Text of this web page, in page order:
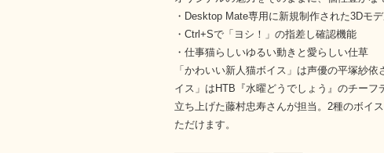
・Desktop Mate専用に新規制作された3Dモ
・Ctrl+Sで「ヨシ！」の指差し確認機能
・仕事猫らしいゆるい動きと愛らしい仕草
「かわいい新人猫ボイス」は声優の平塚紗
イス」はHTB『水曜どうでしょう』のチーフ
立ち上げた藤村忠寿さんが担当。2種のボイ
ただけます。